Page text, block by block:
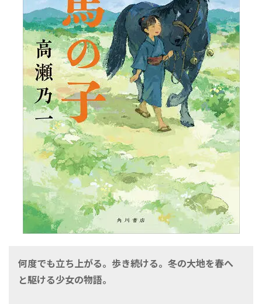
何度でも立ち上がる。歩き続ける。冬の大地を春へ
と駆ける少女の物語。